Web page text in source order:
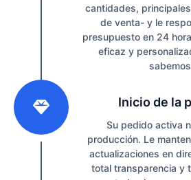
cantidades,
de venta- y le
presupuesto en 24
eficaz y
Inicio de la
Su pedido activa
producción. Le
actualizaciones en
total transparencia y